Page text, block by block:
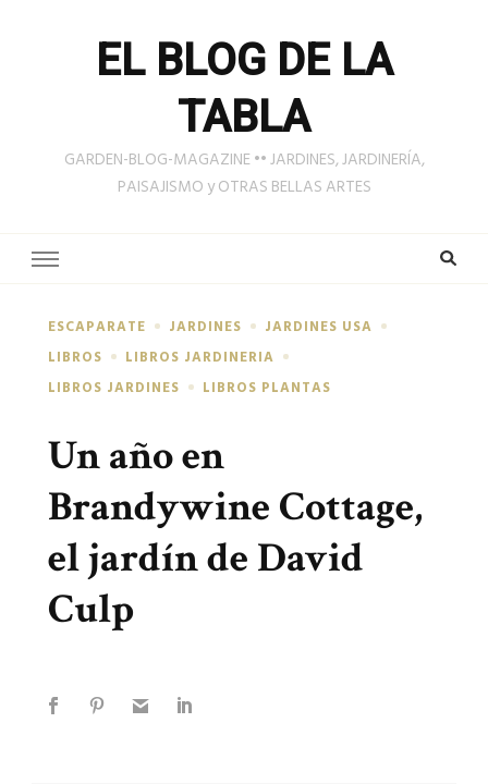
EL BLOG DE LA
TABLA
GARDEN-BLOG-MAGAZINE •• JARDINES, JARDINERÍA,
PAISAJISMO y OTRAS BELLAS ARTES
ESCAPARATE JARDINES
JARDINES USA
LIBROS
LIBROS JARDINERIA
LIBROS JARDINES
LIBROS PLANTAS
Un año en
Brandywine Cottage,
el jardín de David
Culp